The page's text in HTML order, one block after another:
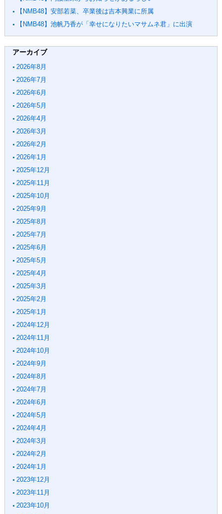
【NMB48】安部若菜、卒業後は吉本興業に所属
【NMB48】池帆乃香が「幸せになりたいマサムネ君」に出演
アーカイブ
2026年8月
2026年7月
2026年6月
2026年5月
2026年4月
2026年3月
2026年2月
2026年1月
2025年12月
2025年11月
2025年10月
2025年9月
2025年8月
2025年7月
2025年6月
2025年5月
2025年4月
2025年3月
2025年2月
2025年1月
2024年12月
2024年11月
2024年10月
2024年9月
2024年8月
2024年7月
2024年6月
2024年5月
2024年4月
2024年3月
2024年2月
2024年1月
2023年12月
2023年11月
2023年10月